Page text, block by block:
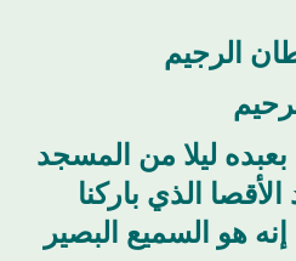
الرجيم
ليلا من المسجد
الذي باركنا
إنه هو السميع البصير